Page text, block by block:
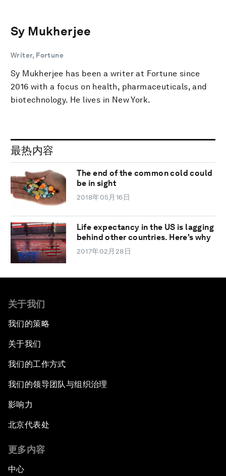
Sy Mukherjee
Writer, Fortune
Sy Mukherjee has been a writer at Fortune since
2016 with a focus on health, pharmaceuticals, and
biotechnology. He lives in New York.
最热内容
The end of the common cold could
be in sight
2018年05月16日
Life expectancy in the US is lagging
behind other countries. Here's why
2017年02月28日
关于我们
我们的策略
关于我们
我们的工作方式
我们的领导团队与组织治理
影响力
北京代表处
更多内容
中心